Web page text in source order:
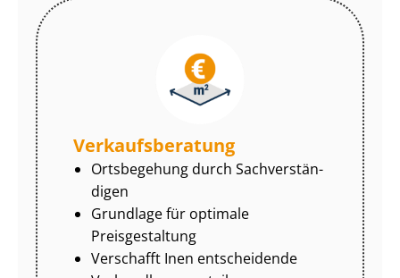
Ver­kaufs­be­ra­tung
Ortsbegehung durch Sach­ver­stän­
di­gen
Grundlage für optimale
Preisgestaltung
Verschafft Inen entscheidende